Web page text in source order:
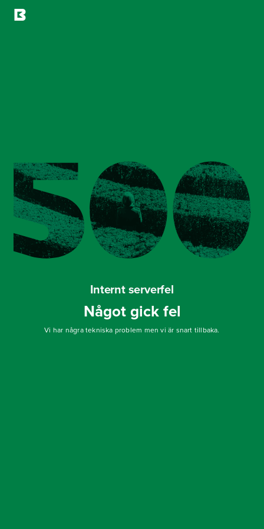
Internt serverfel
Något gick fel
Vi har några tekniska problem men vi är snart tillbaka.